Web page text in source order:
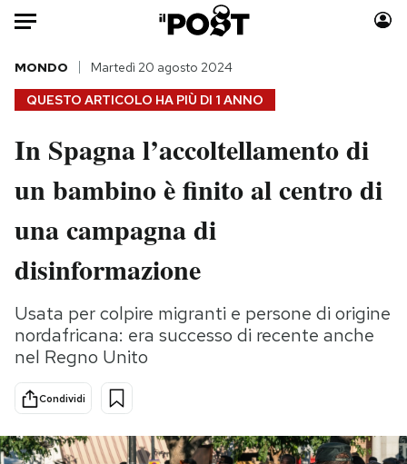
Auto
HOME
Italia
Politica
Tecnologia
Scienza
Cultura
Economia
Sport
Moda
Consumismi
Europa
Altrecose
PODCAST
QUESTO ARTICOLO HA PIÙ DI 1 ANNO
MONDO Martedì 20 agosto 2024
In Spagna l’accoltellamento di
un bambino è finito al centro di
una campagna di
disinformazione
Usata per colpire migranti e persone di origine
nordafricana: era successo di recente anche
nel Regno Unito
Condividi